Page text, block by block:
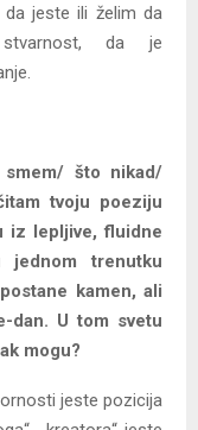
jeste ili želim da
stvarnost, da je
što nikad/
tvoju poeziju
iz lepljive, fluidne
trenutku
kamen, ali
dan. U tom svetu
mogu?
jeste pozicija